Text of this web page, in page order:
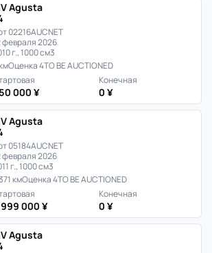
Agusta
02216AUCNET
февраля 2026
г., 1000 см3
Оценка 4TO BE AUCTIONED
000 ¥
Конечная
0 ¥
Agusta
05184AUCNET
февраля 2026
г., 1000 см3
кмОценка 4TO BE AUCTIONED
000 ¥
Конечная
0 ¥
Agusta